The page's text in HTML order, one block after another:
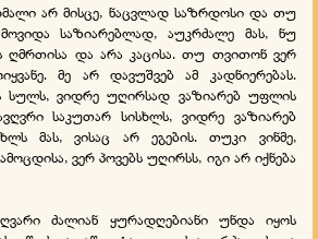
არ მისცე, ნაცვლად საზრდოსი და თუ
საზიარებლად, აუკრძალე მას, ნუ
ღმრთისა და არა კაცისა. თუ თვითონ ვერ
მე არ დავუშვებ ამ კადნიერებას.
სულს, ვიდრე უღირსად ვაზიარებ უფლის
საკუთარ სისხლს, ვიდრე ვაზიარებ
მას, ვისაც არ ეგების. თუკი ვინმე,
ვერ პოვებს უღირსს, იგი არ იქნება
ძალიან ყურადღებიანი უნდა იყოს